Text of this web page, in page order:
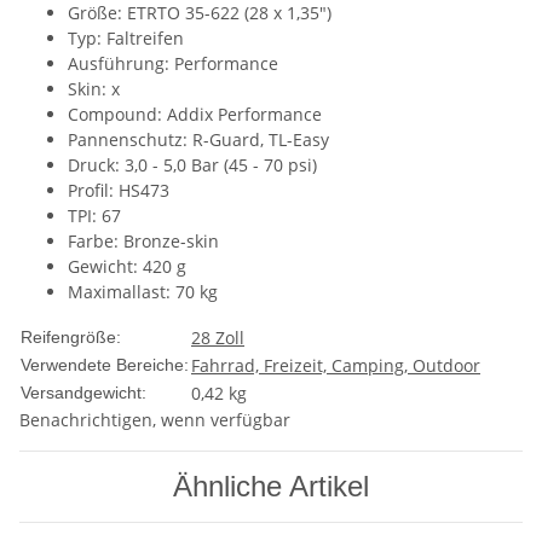
Größe: ETRTO 35-622 (28 x 1,35")
Typ: Faltreifen
Ausführung: Performance
Skin: x
Compound: Addix Performance
Pannenschutz: R-Guard, TL-Easy
Druck: 3,0 - 5,0 Bar (45 - 70 psi)
Profil: HS473
TPI: 67
Farbe: Bronze-skin
Gewicht: 420 g
Maximallast: 70 kg
Reifengröße: 28 Zoll
Verwendete Bereiche: Fahrrad, Freizeit, Camping, Outdoor
Versandgewicht:
0,42 kg
Benachrichtigen, wenn verfügbar
Ähnliche Artikel